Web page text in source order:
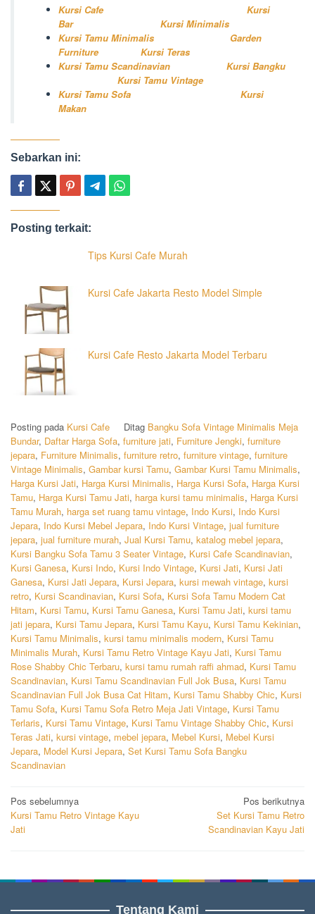
Kursi Cafe
Kursi
Bar
Kursi Minimalis
Kursi Tamu Minimalis
Garden
Furniture
Kursi Teras
Kursi Tamu Scandinavian
Kursi Bangku
Kursi Tamu Vintage
Kursi Tamu Sofa
Kursi
Makan
Sebarkan ini:
Posting terkait:
Tips Kursi Cafe Murah
Kursi Cafe Jakarta Resto Model Simple
Kursi Cafe Resto Jakarta Model Terbaru
Posting pada Kursi Cafe Ditag Bangku Sofa Vintage Minimalis Meja
Bundar, Daftar Harga Sofa, furniture jati, Furniture Jengki, furniture
jepara, Furniture Minimalis, furniture retro, furniture vintage, furniture
Vintage Minimalis, Gambar kursi Tamu, Gambar Kursi Tamu Minimalis,
Harga Kursi Jati, Harga Kursi Minimalis, Harga Kursi Sofa, Harga Kursi
Tamu, Harga Kursi Tamu Jati, harga kursi tamu minimalis, Harga Kursi
Tamu Murah, harga set ruang tamu vintage, Indo Kursi, Indo Kursi
Jepara, Indo Kursi Mebel Jepara, Indo Kursi Vintage, jual furniture
jepara, jual furniture murah, Jual Kursi Tamu, katalog mebel jepara,
Kursi Bangku Sofa Tamu 3 Seater Vintage, Kursi Cafe Scandinavian,
Kursi Ganesa, Kursi Indo, Kursi Indo Vintage, Kursi Jati, Kursi Jati
Ganesa, Kursi Jati Jepara, Kursi Jepara, kursi mewah vintage, kursi
retro, Kursi Scandinavian, Kursi Sofa, Kursi Sofa Tamu Modern Cat
Hitam, Kursi Tamu, Kursi Tamu Ganesa, Kursi Tamu Jati, kursi tamu
jati jepara, Kursi Tamu Jepara, Kursi Tamu Kayu, Kursi Tamu Kekinian,
Kursi Tamu Minimalis, kursi tamu minimalis modern, Kursi Tamu
Minimalis Murah, Kursi Tamu Retro Vintage Kayu Jati, Kursi Tamu
Rose Shabby Chic Terbaru, kursi tamu rumah raffi ahmad, Kursi Tamu
Scandinavian, Kursi Tamu Scandinavian Full Jok Busa, Kursi Tamu
Scandinavian Full Jok Busa Cat Hitam, Kursi Tamu Shabby Chic, Kursi
Tamu Sofa, Kursi Tamu Sofa Retro Meja Jati Vintage, Kursi Tamu
Terlaris, Kursi Tamu Vintage, Kursi Tamu Vintage Shabby Chic, Kursi
Teras Jati, kursi vintage, mebel jepara, Mebel Kursi, Mebel Kursi
Jepara, Model Kursi Jepara, Set Kursi Tamu Sofa Bangku
Scandinavian
Navigasi
pos
Pos sebelumnya
Kursi Tamu Retro Vintage Kayu
Jati
Pos berikutnya
Set Kursi Tamu Retro
Scandinavian Kayu Jati
Tentang Kami